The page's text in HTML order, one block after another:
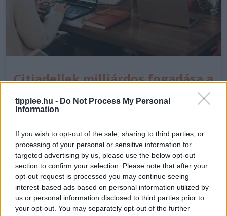
tipplee.hu - Do Not Process My Personal
Information
If you wish to opt-out of the sale, sharing to third parties, or
processing of your personal or sensitive information for
targeted advertising by us, please use the below opt-out
section to confirm your selection. Please note that after your
opt-out request is processed you may continue seeing
interest-based ads based on personal information utilized by
us or personal information disclosed to third parties prior to
your opt-out. You may separately opt-out of the further
Citiadellek milliárdos fogadása a
Ken Griffin vállalatai, a Citadel és a Citadel Securities,
végre a pályakezdő tehetségekbe. A nyári
gyakornoki program hétfőn kezdődött Palm Beach-
en, és több mint 350…
28 jún, 2026 ByRooby